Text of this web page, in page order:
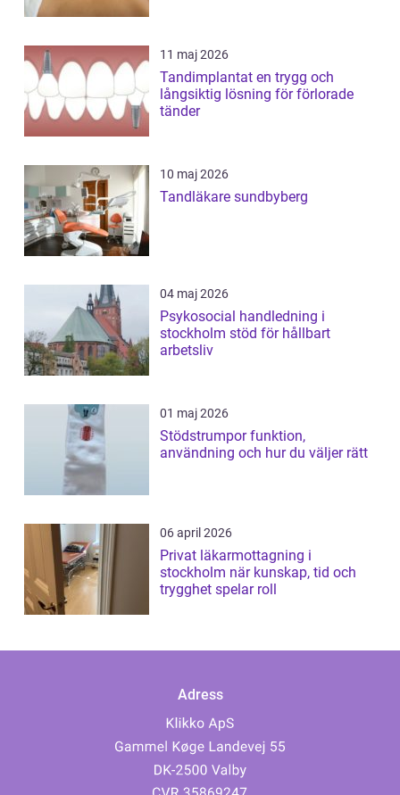
11 maj 2026
Tandimplantat en trygg och
långsiktig lösning för förlorade
tänder
10 maj 2026
Tandläkare sundbyberg
04 maj 2026
Psykosocial handledning i
stockholm stöd för hållbart
arbetsliv
01 maj 2026
Stödstrumpor funktion,
användning och hur du väljer rätt
06 april 2026
Privat läkarmottagning i
stockholm när kunskap, tid och
trygghet spelar roll
Adress